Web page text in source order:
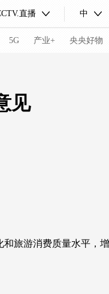
直播 中
5G 产业+ 央央好物
综合体育
见
游消费质量水平，